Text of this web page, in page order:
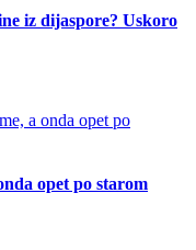
iz dijaspore? Uskoro
opet po starom